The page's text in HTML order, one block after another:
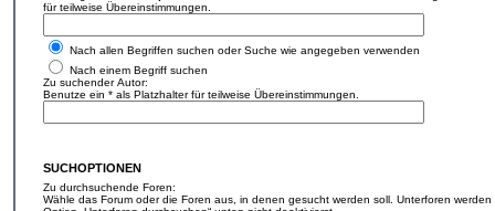
für teilweise Übereinstimmungen.
Nach allen Begriffen suchen oder Suche wie angegeben verwenden
Nach einem Begriff suchen
Zu suchender Autor:
Benutze ein * als Platzhalter für teilweise Übereinstimmungen.
SUCHOPTIONEN
Zu durchsuchende Foren:
Wähle das Forum oder die Foren aus, in denen gesucht werden soll. Unterforen